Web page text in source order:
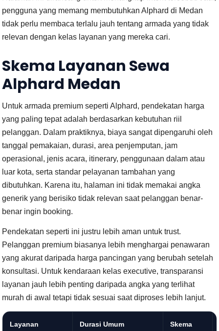
pengguna yang memang membutuhkan Alphard di Medan
tidak perlu membaca terlalu jauh tentang armada yang tidak
relevan dengan kelas layanan yang mereka cari.
Skema Layanan Sewa
Alphard Medan
Untuk armada premium seperti Alphard, pendekatan harga
yang paling tepat adalah berdasarkan kebutuhan riil
pelanggan. Dalam praktiknya, biaya sangat dipengaruhi oleh
tanggal pemakaian, durasi, area penjemputan, jam
operasional, jenis acara, itinerary, penggunaan dalam atau
luar kota, serta standar pelayanan tambahan yang
dibutuhkan. Karena itu, halaman ini tidak memakai angka
generik yang berisiko tidak relevan saat pelanggan benar-
benar ingin booking.
Pendekatan seperti ini justru lebih aman untuk trust.
Pelanggan premium biasanya lebih menghargai penawaran
yang akurat daripada harga pancingan yang berubah setelah
konsultasi. Untuk kendaraan kelas executive, transparansi
layanan jauh lebih penting daripada angka yang terlihat
murah di awal tetapi tidak sesuai saat diproses lebih lanjut.
Layanan
Durasi Umum
Skema